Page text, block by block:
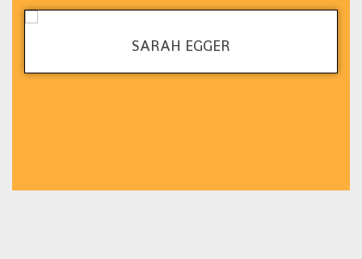
SARAH EGGER